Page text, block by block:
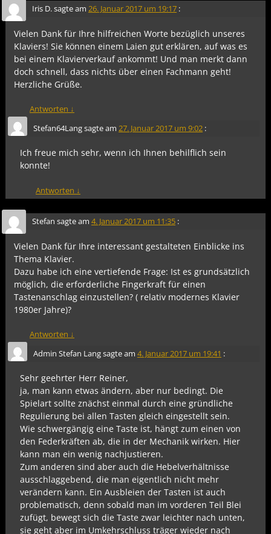
Iris D.sagte am 26. Januar 2017 um 19:17 :
Vielen Dank für Ihre hilfreichen Worte bezüglich unseres
Klaviers! Sie können einem Laien gut erklären, auf was es
bei einem Klavierverkauf ankommt! Und man merkt dann
doch schnell, dass nichts über einen Fachmann geht!
Herzliche Grüße.
Antworten ↓
Stefan64Langsagte am 27. Januar 2017 um 9:02 :
Ich freue mich sehr, wenn ich Ihnen behilflich sein
konnte!
Antworten ↓
Stefan sagte am 4. Januar 2017 um 11:35 :
Vielen Dank für Ihre interessant gestalteten Einblicke ins
Thema Klavier.
Dazu habe ich eine vertiefende Frage: Ist es grundsätzlich
möglich, die erforderliche Fingerkraft für einen
Tastenanschlag einzustellen? ( relativ modernes Klavier
1980er Jahre)?
Antworten ↓
Admin Stefan Langsagte am 4. Januar 2017 um 19:41 :
Sehr geehrter Herr Reiner,
ja, man kann etwas ändern, aber nur bedingt. Die
Spielart sollte znächst einmal durch eine gründliche
Regulierung bei allen Tasten gleich eingestellt sein.
Wie schwergängig eine Taste ist, hängt zum einen von
den Federkräften ab, die in der Mechanik wirken. Hier
kann man ein wenig nachjustieren.
Zum anderen sind aber auch die Hebelverhältnisse
ausschlaggebend, die man eigentlich nicht mehr
verändern kann. Ein Ausbleien der Tasten ist auch
problematisch, denn sobald man im vorderen Teil Blei
zufügt, bewegt sich die Taste zwar leichter nach unten,
sie geht aber im Umkehrschluss träger wieder nach